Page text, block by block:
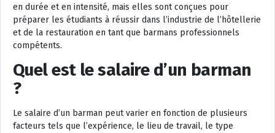
en durée et en intensité, mais elles sont conçues pour
préparer les étudiants à réussir dans l’industrie de l’hôtellerie
et de la restauration en tant que barmans professionnels
compétents.
Quel est le salaire d’un barman
?
Le salaire d’un barman peut varier en fonction de plusieurs
facteurs tels que l’expérience, le lieu de travail, le type